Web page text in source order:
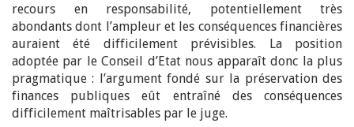
recours en responsabilité, potentiellement très
abondants dont l’ampleur et les conséquences financières
auraient été difficilement prévisibles. La position
adoptée par le Conseil d’Etat nous apparaît donc la plus
pragmatique : l’argument fondé sur la préservation des
finances publiques eût entraîné des conséquences
difficilement maîtrisables par le juge.